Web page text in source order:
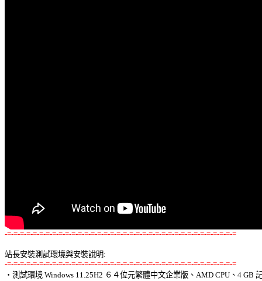
-=-=-=-=-=-=-=-=-=-=-=-=-=-=-=-=-=-=-=-=-=-=-=-=-=-=-=-=-=-=-=-=-=-=-=-=
站長安裝測試環境與安裝說明:
-=-=-=-=-=-=-=-=-=-=-=-=-=-=-=-=-=-=-=-=-=-=-=-=-=-=-=-=-=-=-=-=-=-=-=-=
‧測試環境 Windows 11.25H2 ６４位元繁體中文企業版、AMD CPU、4 GB